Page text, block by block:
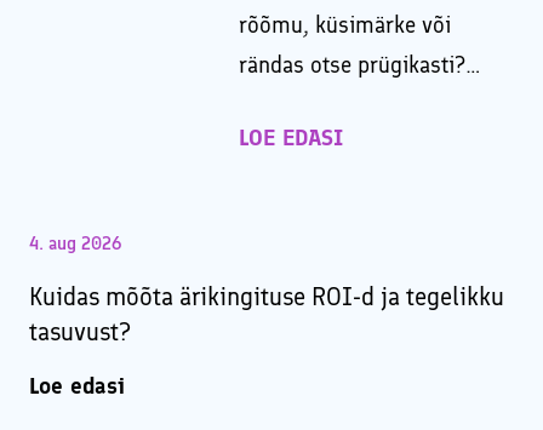
rõõmu, küsimärke või
rändas otse prügikasti?…
LOE EDASI
4. aug 2026
Kuidas mõõta ärikingituse ROI-d ja tegelikku
tasuvust?
Loe edasi